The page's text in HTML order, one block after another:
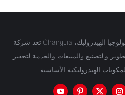
تعد شركة ChangJia رائدة عالميًا في مجال تكنولوجيا الهيدروليك،
والتصنيع والمبيعات والخدمة لتحفيز